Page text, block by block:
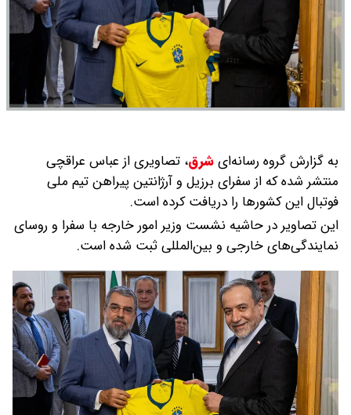
به گزارش گروه رسانه‌ایشرق، تصاویری از عباس عراقچی
منتشر شده که از سفرای برزیل و آرژانتین پیراهن تیم ملی
فوتبال این کشورها را دریافت کرده است.
این تصاویر در حاشیه نشست وزیر امور خارجه با سفرا و روسای
نمایندگی‌های خارجی و بین‌المللی ثبت شده است.